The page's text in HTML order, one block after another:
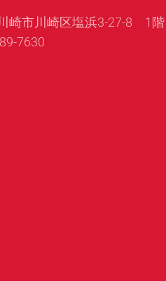
崎市川崎区塩浜3-27-8 1階
7630